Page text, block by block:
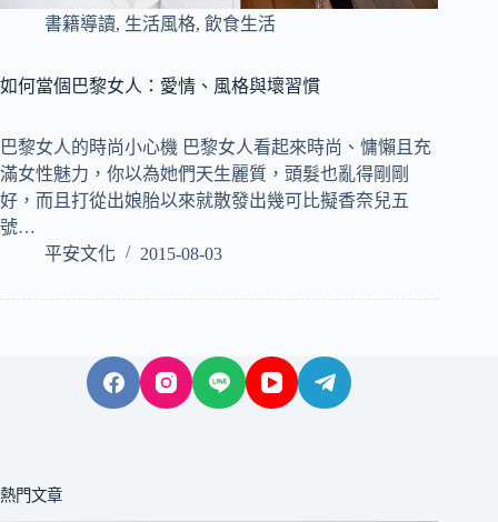
書籍導讀, 生活風格, 飲食生活
如何當個巴黎女人：愛情、風格與壞習慣
巴黎女人的時尚小心機 巴黎女人看起來時尚、慵懶且充
滿女性魅力，你以為她們天生麗質，頭髮也亂得剛剛
好，而且打從出娘胎以來就散發出幾可比擬香奈兒五
號…
平安文化
2015-08-03
熱門文章